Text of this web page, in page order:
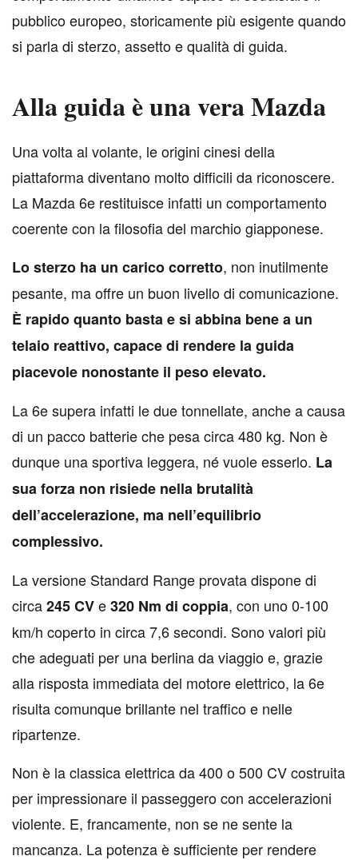
pubblico europeo, storicamente più esigente quando
si parla di sterzo, assetto e qualità di guida.
Alla guida è una vera Mazda
Una volta al volante, le origini cinesi della
piattaforma diventano molto difficili da riconoscere.
La Mazda 6e restituisce infatti un comportamento
coerente con la filosofia del marchio giapponese.
Lo sterzo ha un carico corretto, non inutilmente
pesante, ma offre un buon livello di comunicazione.
È rapido quanto basta e si abbina bene a un
telaio reattivo, capace di rendere la guida
piacevole nonostante il peso elevato.
La 6e supera infatti le due tonnellate, anche a causa
di un pacco batterie che pesa circa 480 kg. Non è
dunque una sportiva leggera, né vuole esserlo. La
sua forza non risiede nella brutalità
dell’accelerazione, ma nell’equilibrio
complessivo.
La versione Standard Range provata dispone di
circa245 CVe320 Nm di coppia, con uno 0-100
km/h coperto in circa 7,6 secondi. Sono valori più
che adeguati per una berlina da viaggio e, grazie
alla risposta immediata del motore elettrico, la 6e
risulta comunque brillante nel traffico e nelle
ripartenze.
Non è la classica elettrica da 400 o 500 CV costruita
per impressionare il passeggero con accelerazioni
violente. E, francamente, non se ne sente la
mancanza. La potenza è sufficiente per rendere